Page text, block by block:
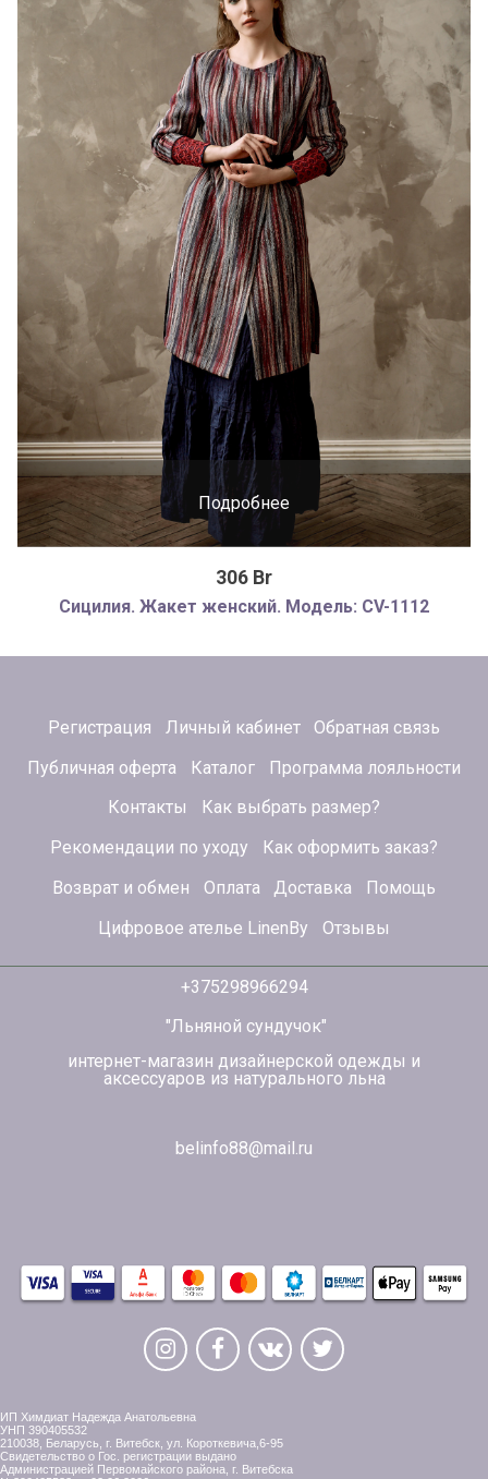
Подробнее
306 Br
Сицилия. Жакет женский. Модель: CV-1112
Регистрация Личный кабинет
Обратная связь
Публичная оферта
Каталог
Программа лояльности
Контакты
Как выбрать размер?
Рекомендации по уходу
Как оформить заказ?
Возврат и обмен
Оплата Доставка
Помощь
Цифровое ателье LinenBy
Отзывы
+375298966294
"Льняной сундучок"
интернет-магазин дизайнерской одежды и
аксессуаров из натурального льна
belinfo88@mail.ru
ИП Химдиат Надежда Анатольевна
УНП 390405532
210038, Беларусь, г. Витебск, ул. Короткевича,6-95
Свидетельство о Гос. регистрации выдано
Администрацией Первомайского района, г. Витебска